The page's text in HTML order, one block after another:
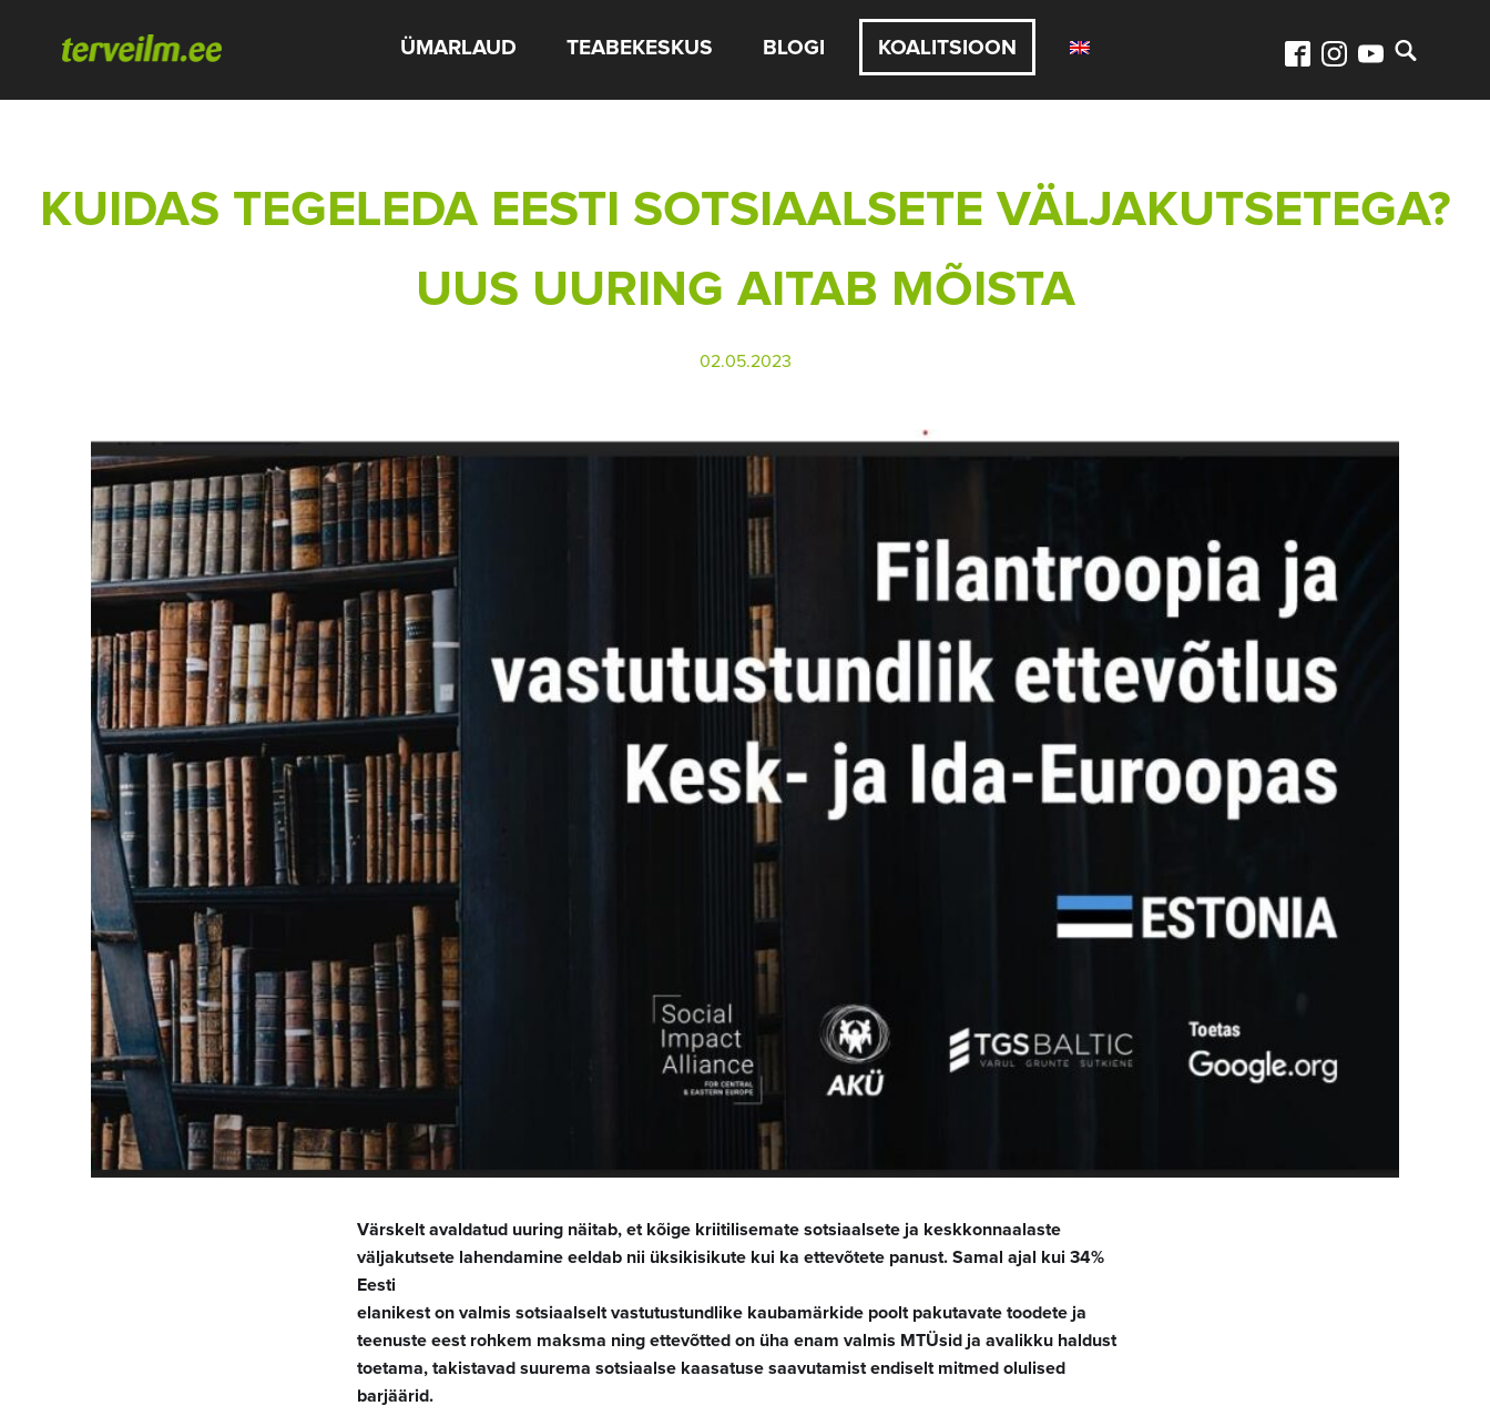
ÜMARLAUD TEABEKESKUS BLOGI KOALITSIOON
KUIDAS TEGELEDA EESTI SOTSIAALSETE VÄLJAKUTSETEGA?
UUS UURING AITAB MÕISTA
02.05.2023
Värskelt avaldatud uuring näitab, et kõige kriitilisemate sotsiaalsete ja keskkonnaalaste
väljakutsete lahendamine eeldab nii üksikisikute kui ka ettevõtete panust. Samal ajal kui 34%
Eesti
elanikest on valmis sotsiaalselt vastutustundlike kaubamärkide poolt pakutavate toodete ja
teenuste eest rohkem maksma ning ettevõtted on üha enam valmis MTÜsid ja avalikku haldust
toetama, takistavad suurema sotsiaalse kaasatuse saavutamist endiselt mitmed olulised
barjäärid.